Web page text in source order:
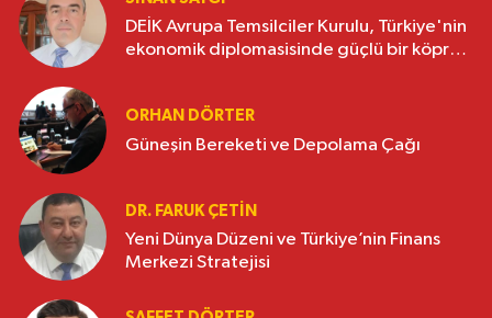
DEİK Avrupa Temsilciler Kurulu, Türkiye'nin
ekonomik diplomasisinde güçlü bir köprü
ORHAN DÖRTER
Güneşin Bereketi ve Depolama Çağı
DR. FARUK ÇETİN
Yeni Dünya Düzeni ve Türkiye’nin Finans
Merkezi Stratejisi